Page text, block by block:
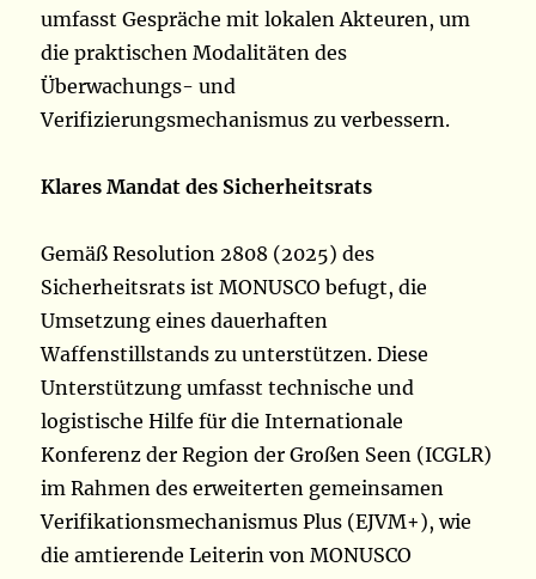
umfasst Gespräche mit lokalen Akteuren, um
die praktischen Modalitäten des
Überwachungs- und
Verifizierungsmechanismus zu verbessern.
Klares Mandat des Sicherheitsrats
Gemäß Resolution 2808 (2025) des
Sicherheitsrats ist MONUSCO befugt, die
Umsetzung eines dauerhaften
Waffenstillstands zu unterstützen. Diese
Unterstützung umfasst technische und
logistische Hilfe für die Internationale
Konferenz der Region der Großen Seen (ICGLR)
im Rahmen des erweiterten gemeinsamen
Verifikationsmechanismus Plus (EJVM+), wie
die amtierende Leiterin von MONUSCO